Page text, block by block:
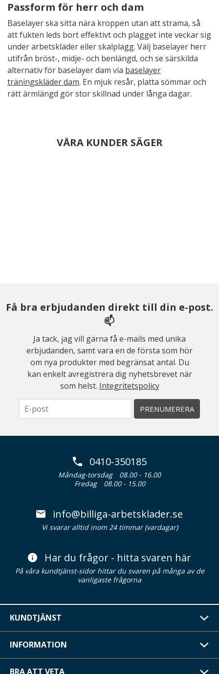
Passform för herr och dam
Baselayer ska sitta nära kroppen utan att strama, så
att fukten leds bort effektivt och plagget inte veckar sig
under arbetskläder eller skalplagg. Välj baselayer herr
utifrån bröst-, midje- och benlängd, och se särskilda
alternativ för baselayer dam via baselayer
träningskläder dam. En mjuk resår, platta sömmar och
rätt ärmlängd gör stor skillnad under långa dagar.
VÅRA KUNDER SÄGER
Få bra erbjudanden direkt till din e-post.
📫
Ja tack, jag vill gärna få e-mails med unika
erbjudanden, samt vara en de första som hör
om nya produkter med begränsat antal. Du
kan enkelt avregistrera dig nyhetsbrevet när
som helst. Integritetspolicy
PRENUMERERA
0410-350185
Måndag-torsdag
08.00 - 16.00
Fredag
08.00 - 15.00
info@billiga-arbetsklader.se
Vi svarar alltid inom 24 timmar (vardagar)
Har du frågor - hitta svaren här
På våra kundtjänst-sidor hittar du svaren på många av de
vanligaste frågorna
KUNDTJÄNST
INFORMATION
BRA ATT VETA